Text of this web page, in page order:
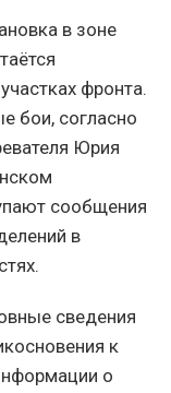
в зоне
фронта.
бои, согласно
Юрия
сообщения
в
сведения
к
о